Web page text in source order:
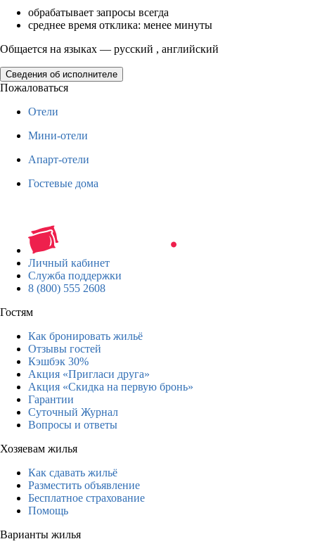
обрабатывает запросы всегда
среднее время отклика: менее минуты
Общается на языках — русский , английский
Сведения об исполнителе
Пожаловаться
Отели
Мини-отели
Апарт-отели
Гостевые дома
Личный кабинет
Служба поддержки
8 (800) 555 2608
Гостям
Как бронировать жильё
Отзывы гостей
Кэшбэк 30%
Акция «Пригласи друга»
Акция «Скидка на первую бронь»
Гарантии
Суточный Журнал
Вопросы и ответы
Хозяевам жилья
Как сдавать жильё
Разместить объявление
Бесплатное страхование
Помощь
Варианты жилья